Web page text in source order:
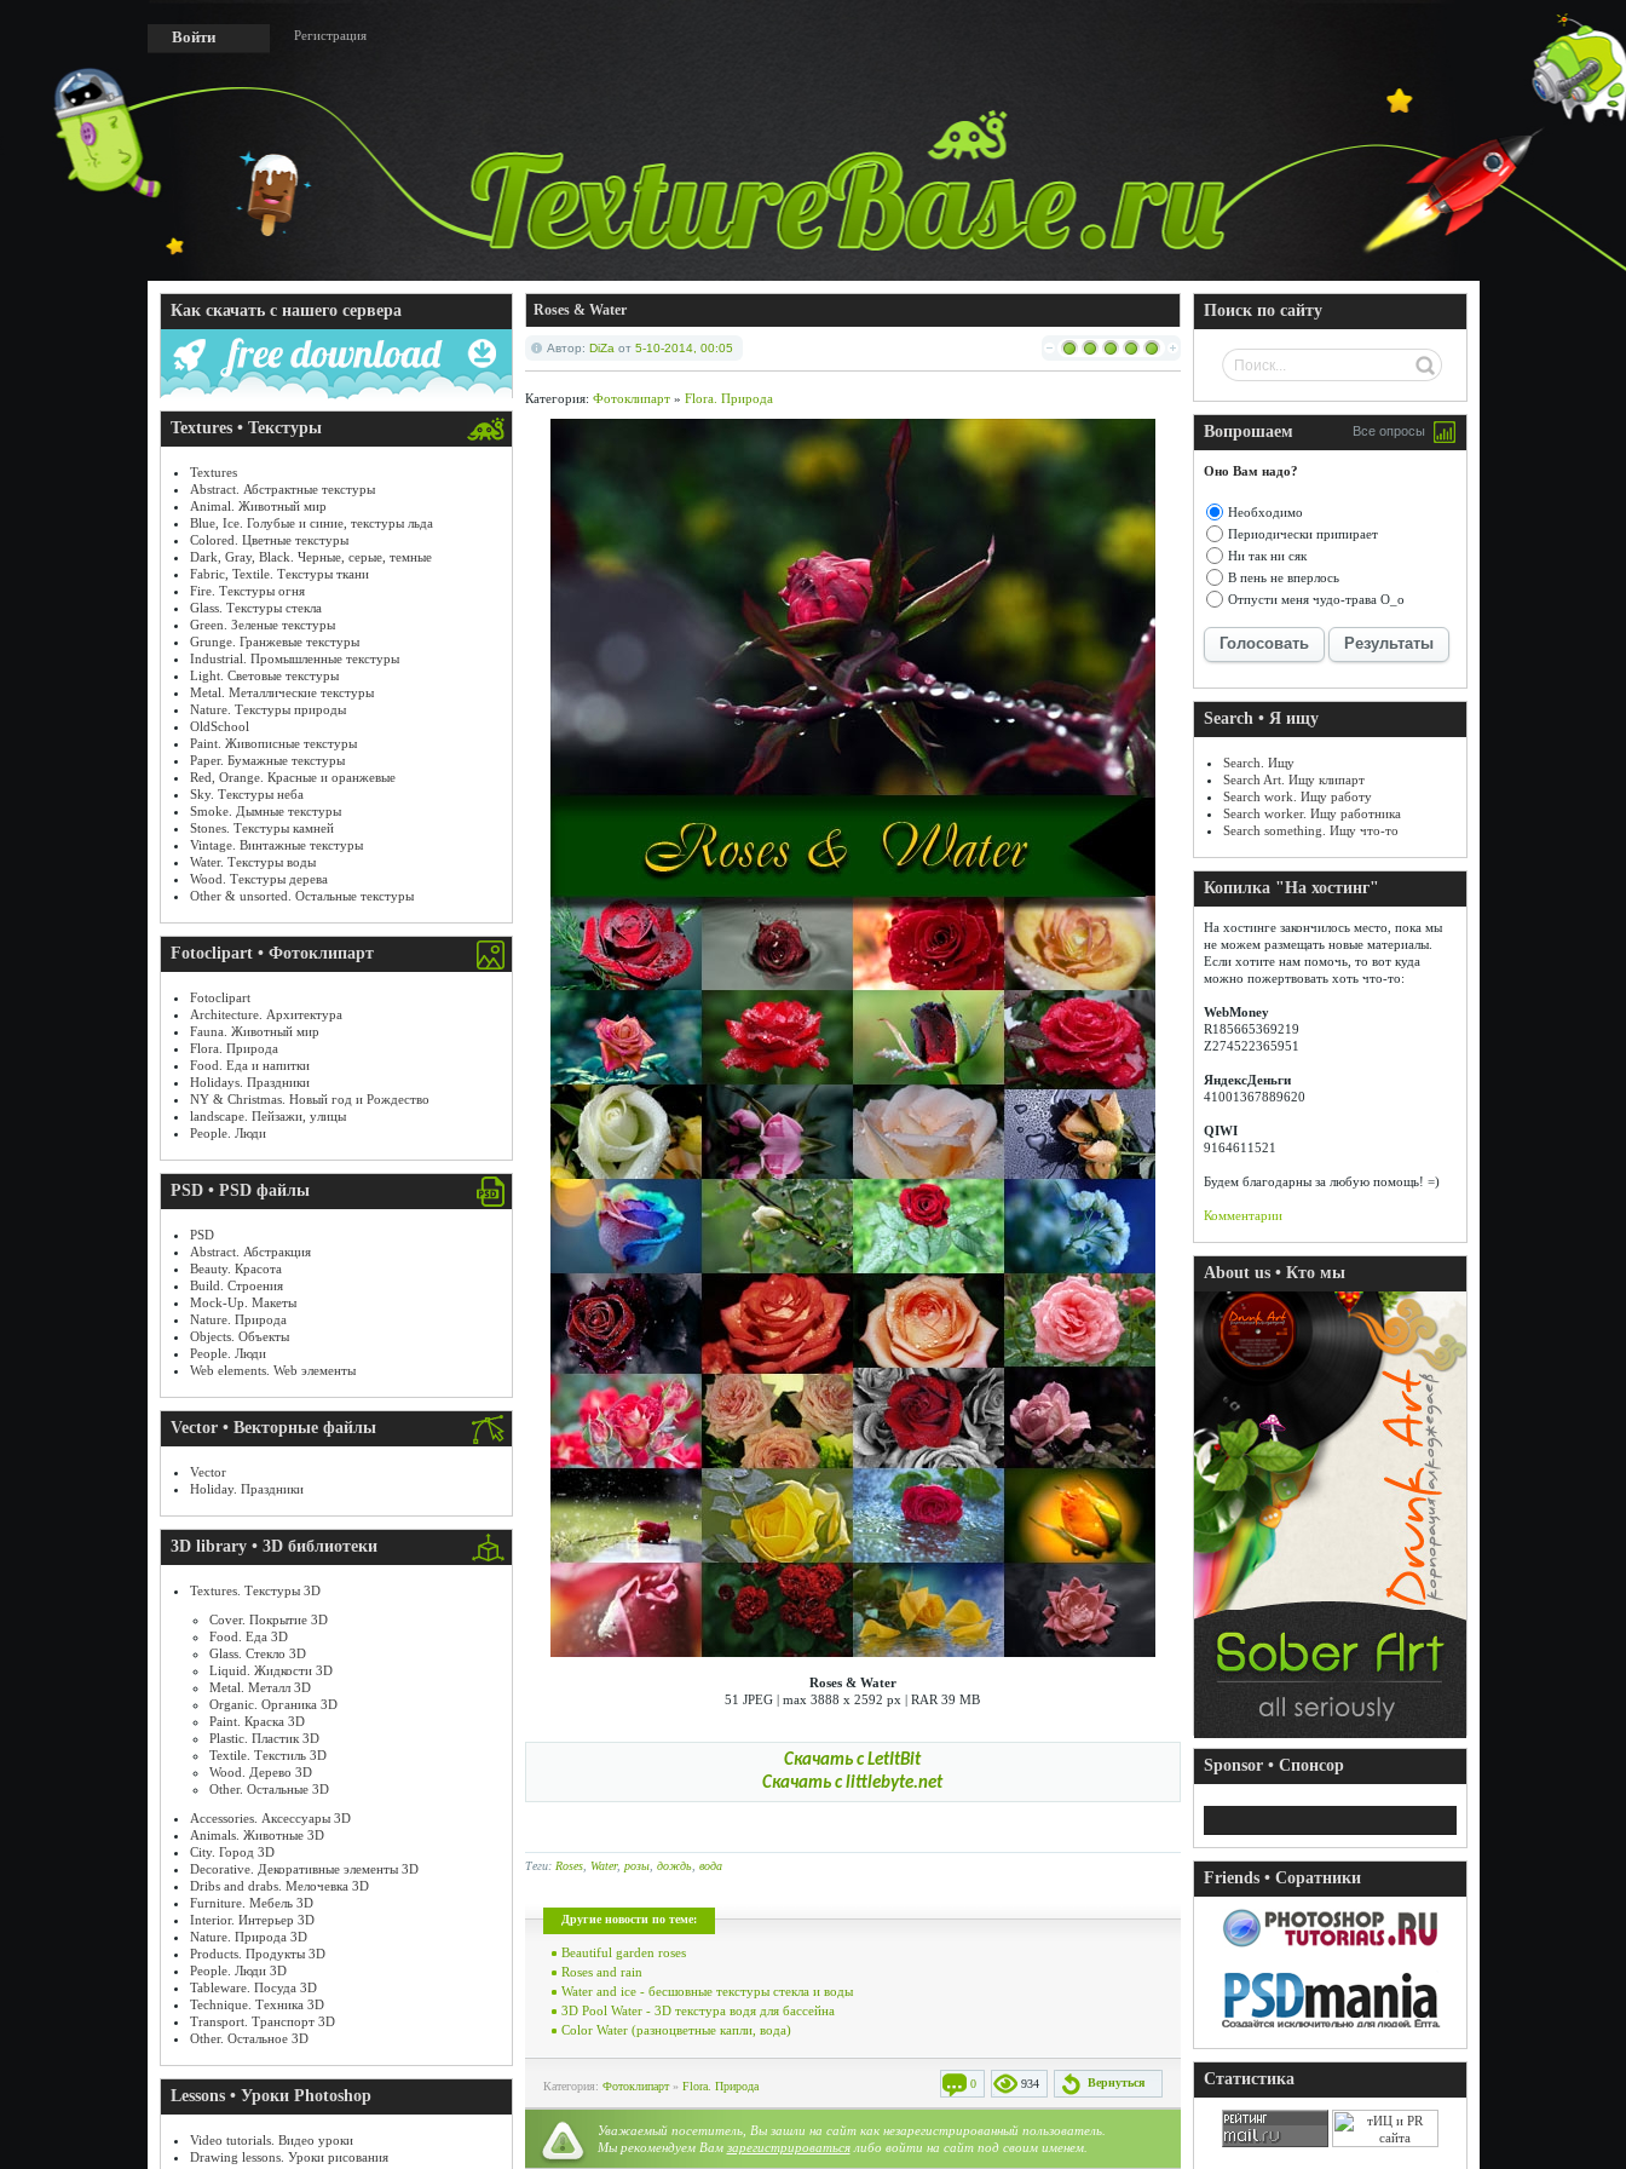
Войти Регистрация
Как скачать с нашего сервера
Textures • Текстуры
Textures
Abstract. Абстрактные текстуры
Animal. Животный мир
Blue, Ice. Голубые и синие, текстуры льда
Colored. Цветные текстуры
Dark, Gray, Black. Черные, серые, темные
Fabric, Textile. Текстуры ткани
Fire. Текстуры огня
Glass. Текстуры стекла
Green. Зеленые текстуры
Grunge. Гранжевые текстуры
Industrial. Промышленные текстуры
Light. Световые текстуры
Metal. Металлические текстуры
Nature. Текстуры природы
OldSchool
Paint. Живописные текстуры
Paper. Бумажные текстуры
Red, Orange. Красные и оранжевые
Sky. Текстуры неба
Smoke. Дымные текстуры
Stones. Текстуры камней
Vintage. Винтажные текстуры
Water. Текстуры воды
Wood. Текстуры дерева
Other & unsorted. Остальные текстуры
Fotoclipart • Фотоклипарт
Fotoclipart
Architecture. Архитектура
Fauna. Животный мир
Flora. Природа
Food. Еда и напитки
Holidays. Праздники
NY & Christmas. Новый год и Рождество
landscape. Пейзажи, улицы
People. Люди
PSD • PSD файлы
PSD
Abstract. Абстракция
Beauty. Красота
Build. Строения
Mock-Up. Макеты
Nature. Природа
Objects. Объекты
People. Люди
Web elements. Web элементы
Vector • Векторные файлы
Vector
Holiday. Праздники
3D library • 3D библиотеки
Textures. Текстуры 3D
Cover. Покрытие 3D
Food. Еда 3D
Glass. Стекло 3D
Liquid. Жидкости 3D
Metal. Металл 3D
Organic. Органика 3D
Paint. Краска 3D
Plastic. Пластик 3D
Textile. Текстиль 3D
Wood. Дерево 3D
Other. Остальные 3D
Accessories. Аксессуары 3D
Animals. Животные 3D
City. Город 3D
Decorative. Декоративные элементы 3D
Dribs and drabs. Мелочевка 3D
Furniture. Мебель 3D
Interior. Интерьер 3D
Nature. Природа 3D
Products. Продукты 3D
People. Люди 3D
Tableware. Посуда 3D
Technique. Техника 3D
Transport. Транспорт 3D
Other. Остальное 3D
Lessons • Уроки Photoshop
Video tutorials. Видео уроки
Drawing lessons. Уроки рисования
Roses & Water
Автор: DiZa от 5-10-2014, 00:05
Категория: Фотоклипарт» Flora. Природа
Roses & Water
51 JPEG | max 3888 x 2592 px | RAR 39 MB
Скачать с LetItBit
Скачать с littlebyte.net
Теги: Roses, Water, розы, дождь, вода
Другие новости по теме:
Beautiful garden roses
Roses and rain
Water and ice - бесшовные текстуры стекла и воды
3D Pool Water - 3D текстура водя для бассейна
Color Water (разноцветные капли, вода)
Вернуться
934
0
Категория: Фотоклипарт» Flora. Природа
Уважаемый посетитель, Вы зашли на сайт как незарегистрированный пользователь.
Мы рекомендуем Вам зарегистрироватьсялибо войти на сайт под своим именем.
Поиск по сайту
Вопрошаем Все опросы
Оно Вам надо?
Необходимо
Периодически припирает
Ни так ни сяк
В пень не вперлось
Отпусти меня чудо-трава О_о
Голосовать Результаты
Search • Я ищу
Search. Ищу
Search Art. Ищу клипарт
Search work. Ищу работу
Search worker. Ищу работника
Search something. Ищу что-то
Копилка "На хостинг"
На хостинге закончилось место, пока мы
не можем размещать новые материалы.
Если хотите нам помочь, то вот куда
можно пожертвовать хоть что-то:
WebMoney
R185665369219
Z274522365951
ЯндексДеньги
41001367889620
QIWI
9164611521
Будем благодарны за любую помощь! =)
Комментарии
About us • Кто мы
Sponsor • Спонсор
Friends • Соратники
Статистика